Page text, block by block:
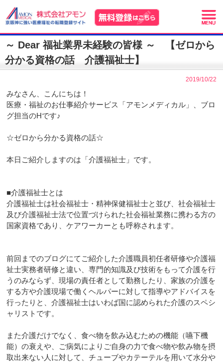
～ Dear 福祉業界未経験の皆様 ～ 【ゼロから
分かる資格の話 介護福祉士】
2019/10/22
みなさん、こんにちは！
医療・福祉のお仕事紹介サービス「アモンメディカル」、ブロ
グ担当のHです♪
☆ゼロから分かる資格の話☆
本日ご紹介しますのは「介護福祉士」です。
■介護福祉士とは
介護福祉士は社会福祉士・精神保健福祉士と並び、社会福祉士
及び介護福祉士法で位置づけられた社会福祉業務に携わる方の
国家資格であり、ケアワーカーとも呼称されます。
前回までのブログにてご紹介した介護職員初任者研修や介護福
祉士実務者研修と違い、専門的知識及び技術をもって介護を行
うのみならず、現場の責任者として勤務したり、家族の介護を
する方や介護現場で働くヘルパーに対して指導やアドバイスを
行ったりと、介護福祉士はいわば国に認められた介護のスペシ
ャリストです。
また介護だけでなく、食べ物を飲み込むための機能（嚥下機
能）の衰えや、ご病気によりご自身の力で食べ物や飲み物を摂
取出来ない人に対して、チューブやカテーテルを用いて水分や